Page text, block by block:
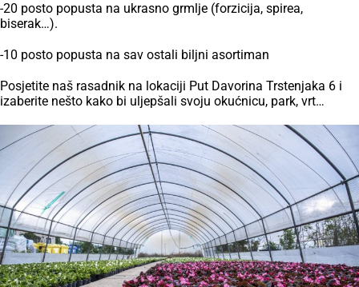
-20 posto popusta na ukrasno grmlje (forzicija, spirea,
biserak…).
-10 posto popusta na sav ostali biljni asortiman
Posjetite naš rasadnik na lokaciji Put Davorina Trstenjaka 6 i
izaberite nešto kako bi uljepšali svoju okućnicu, park, vrt…